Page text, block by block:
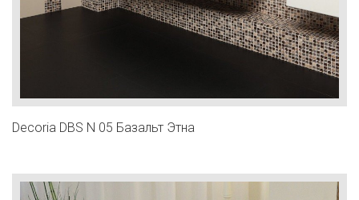
Decoria DВS N 05 Базальт Этна